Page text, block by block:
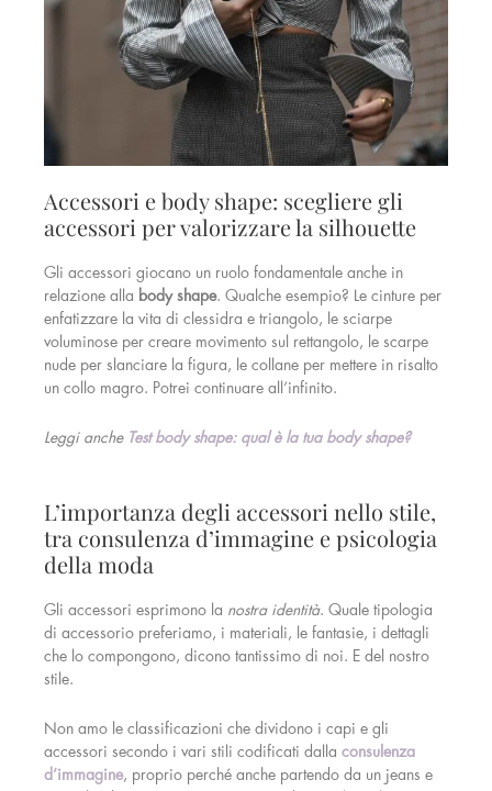
Accessori e body shape: scegliere gli
accessori per valorizzare la silhouette
Gli accessori giocano un ruolo fondamentale anche in
relazione alla body shape. Qualche esempio? Le cinture per
enfatizzare la vita di clessidra e triangolo, le sciarpe
voluminose per creare movimento sul rettangolo, le scarpe
nude per slanciare la figura, le collane per mettere in risalto
un collo magro. Potrei continuare all’infinito.
Leggi anche Test body shape: qual è la tua body shape?
L’importanza degli accessori nello stile,
tra consulenza d’immagine e psicologia
della moda
Gli accessori esprimono la nostra identità. Quale tipologia
di accessorio preferiamo, i materiali, le fantasie, i dettagli
che lo compongono, dicono tantissimo di noi. E del nostro
stile.
Non amo le classificazioni che dividono i capi e gli
accessori secondo i vari stili codificati dalla consulenza
d’immagine, proprio perché anche partendo da un jeans e